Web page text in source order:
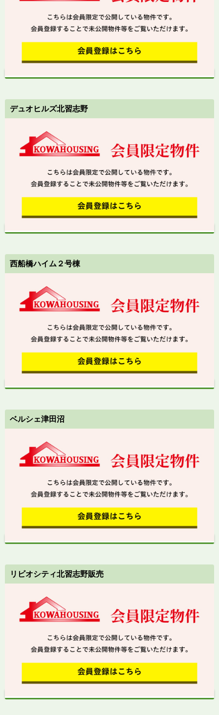
デュオヒルズ北習志野
西船橋ハイム２号棟
ベルシェ津田沼
リビオシティ北習志野販売